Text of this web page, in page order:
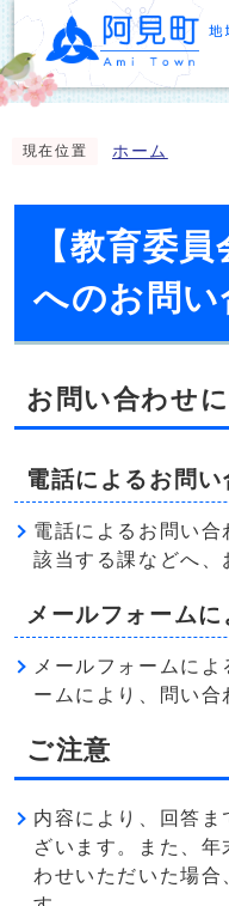
現在位置 ホーム
【教育委
へのお問い
お問い合わせ
電話によるお問い
電話によるお問い合
該当する課などへ、
メールフォーム
メールフォームに
ームにより、問い合
ご注意
内容により、回答
ざいます。また、
わせいただいた場合